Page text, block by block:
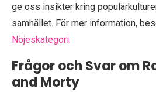
ge oss insikter kring
samhället. För mer information,
Nöjeskategori.
Frågor och Svar om
and Morty